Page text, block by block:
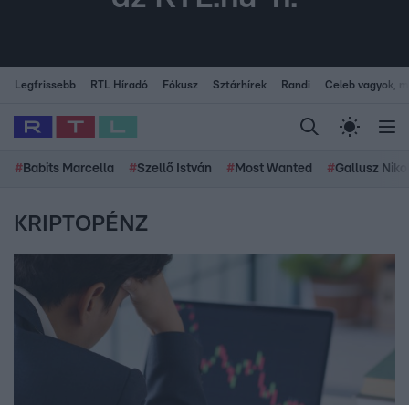
Legfrissebb RTL Híradó Fókusz Sztárhírek Randi Celeb vagyok,
# Babits Marcella #Szellő István # Most Wanted #Gallusz
KRIPTOPÉNZ